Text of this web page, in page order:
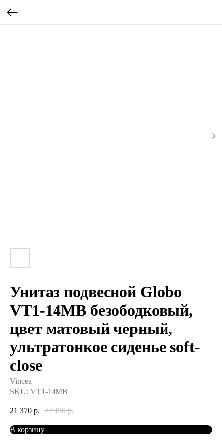
Унитаз подвесной Globo
VT1-14MB безободковый,
цвет матовый черный,
ультратонкое сиденье soft-
close
Vincea
SKU: VT1-14MB
21 370 р. 22 490 р.
В корзину